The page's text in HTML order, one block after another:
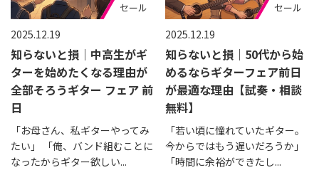
2025.12.19
知らないと損｜中高生がギ
ターを始めたくなる理由が
全部そろうギター フェア 前
日
「お母さん、私ギターやってみ
たい」 「俺、バンド組むことに
なったからギター欲しい...
セール
2025.12.19
知らないと損｜50代から始
めるならギターフェア前日
が最適な理由【試奏・相談
無料】
「若い頃に憧れていたギター。
今からではもう遅いだろうか」
「時間に余裕ができたし...
セール